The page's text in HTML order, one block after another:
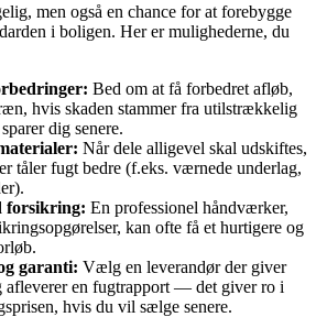
men også en chance for at forebygge
i boligen. Her er mulighederne, du
Bed om at få forbedret afløb,
hvis skaden stammer fra utilstrækkelig
dig senere.
Når dele alligevel skal udskiftes,
tåler fugt bedre (f.eks. værnede underlag,
forsikring: En professionel håndværker,
kan ofte få et hurtigere og
garanti: Vælg en leverandør der giver
afleverer en fugtrapport — det giver ro i
hvis du vil sælge senere.